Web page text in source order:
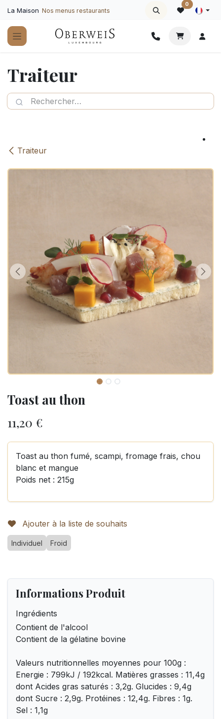
La Maison Nos menus restaurants
0
Traiteur
Traiteur
Toast au thon
11,20 €
Toast au thon fumé, scampi, fromage frais, chou
blanc et mangue
Poids net : 215g
Ajouter à la liste de souhaits
Individuel Froid
Informations Produit
Ingrédients
Contient de l'alcool
Contient de la gélatine bovine
Valeurs nutritionnelles moyennes pour 100g :
Energie : 799kJ / 192kcal. Matières grasses : 11,4g
dont Acides gras saturés : 3,2g. Glucides : 9,4g
dont Sucre : 2,9g. Protéines : 12,4g. Fibres : 1g.
Sel : 1,1g